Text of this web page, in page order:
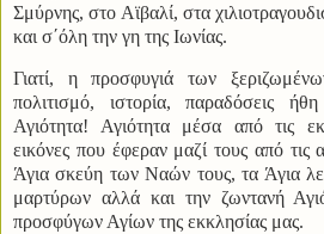
Σμύρνης, στο Αϊβαλί, στα
και σ΄όλη την γη της Ιωνίας.
Γιατί, η προσφυγιά των
πολιτισμό, ιστορία, παραδόσεις
Αγιότητα! Αγιότητα μέσα από τις
εικόνες που έφεραν μαζί τους από τις
Άγια σκεύη των Ναών τους, τα Άγια
μαρτύρων αλλά και την ζωντανή
προσφύγων Αγίων της εκκλησίας μας.